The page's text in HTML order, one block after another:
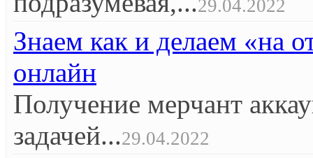
29.04.2022
Знаем как и делаем «на
онлайн
Получение мерчант
задачей...29.04.2022